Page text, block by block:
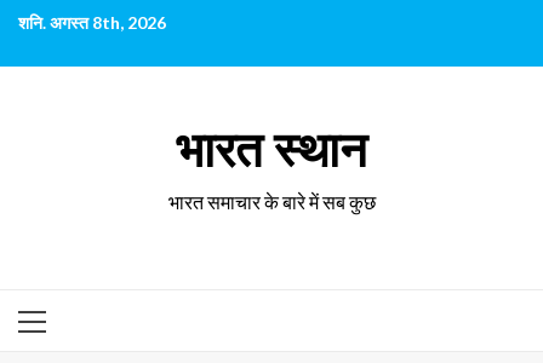
छोड़कर
पर
शनि. अगस्त 8th, 2026
भारत स्थान
भारत समाचार के बारे में सब कुछ
प्राथमिक